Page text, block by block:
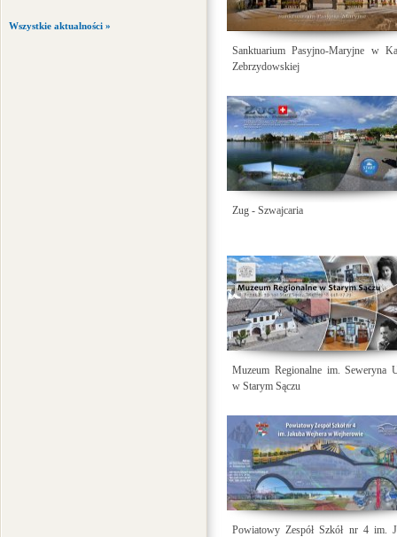
Wszystkie aktualności »
Sanktuarium Pasyjno-Maryjne w
Zebrzydowskiej
Zug - Szwajcaria
Muzeum Regionalne im. Seweryna
w Starym Sączu
Powiatowy Zespół Szkół nr 4 im.